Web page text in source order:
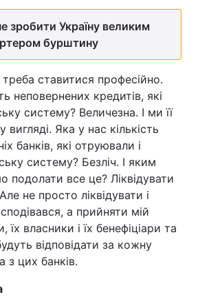
зробити Україну великим
бурштину
ставитися професійно.
неповернених кредитів, які
систему? Величезна. І ми її
Яка у нас кількість
банків, які отруювали і
систему? Безліч. І яким
все це? Ліквідувати
не просто ліквідувати і
а прийняти мій
їх власники і їх бенефіціари та
відповідати за кожну
з цих банків.